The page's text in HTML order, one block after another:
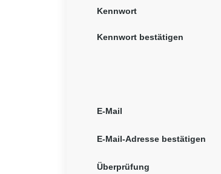
Kennwort
Kennwort bestätigen
E-Mail
E-Mail-Adresse bestätigen
Überprüfung